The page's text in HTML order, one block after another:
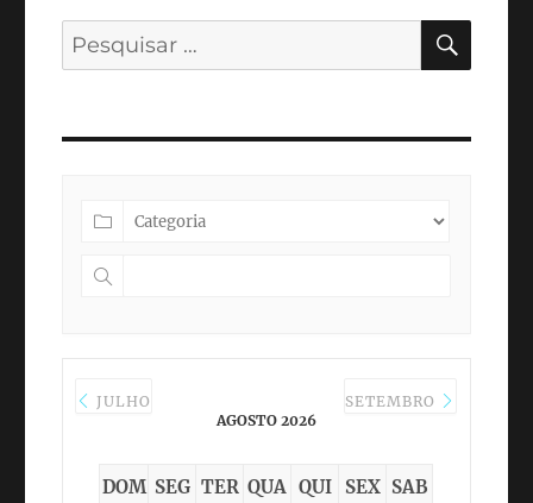
Pesquisar
por:
JULHO
AGOSTO 2026
SETEMBRO
DOM SEG TER QUA QUI SEX SAB